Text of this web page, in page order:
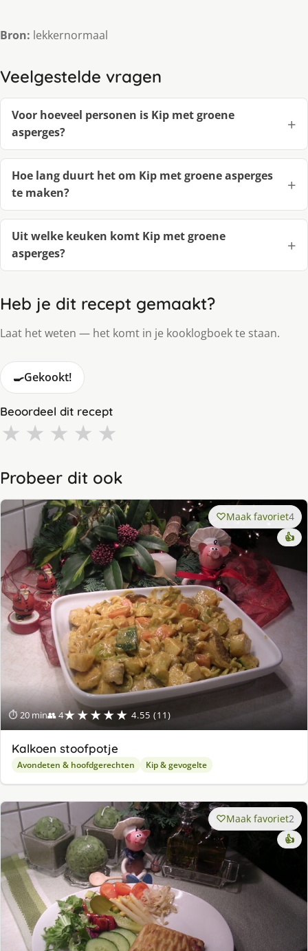
Bron: lekkernormaal
Veelgestelde vragen
Voor hoeveel personen is Kip met groene
asperges?
Hoe lang duurt het om Kip met groene asperges
te maken?
Uit welke keuken komt Kip met groene
asperges?
Heb je dit recept gemaakt?
Laat het weten — het komt in je kooklogboek te staan.
🍳Gekookt!
Beoordeel dit recept
★ ★ ★ ★ ★
Probeer dit ook
⏱ 20 min👥 4★★★★★ 4.55 (11)
Maak favoriet4
👍
Kalkoen stoofpotje
Avondeten & hoofdgerechten Kip & gevogelte
Maak favoriet2
👍